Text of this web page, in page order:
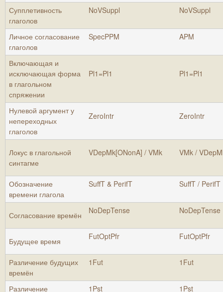
Супплетивность
глаголов
NoVSuppl NoVSuppl
Личное согласование
глаголов
SpecPPM APM
Включающая и
исключающая форма
в глагольном
спряжении
Pl1=Pl1 Pl1=Pl1
Нулевой аргумент у
непереходных
глаголов
ZeroIntr ZeroIntr
Локус в глагольной
синтагме
VDepMk[ONonA] / VMk VMk /
Обозначение
времени глагола
SuffT & PerifT SuffT / PerifT
Согласование времён NoDepTense NoDepTense
Будущее время FutOptPfr FutOptPfr
Различение будущих
времён
1Fut 1Fut
Различение
1Pst 1Pst